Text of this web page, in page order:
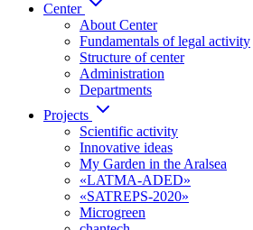
Center
About Center
Fundamentals of legal activity
Structure of center
Administration
Departments
Projects
Scientific activity
Innovative ideas
My Garden in the Aralsea
«LATMA-ADED»
«SATREPS-2020»
Microgreen